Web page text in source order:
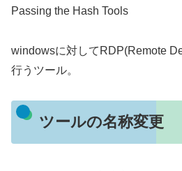
Passing the Hash Tools
windowsに対してRDP(Remote
行うツール。
ツールの名称変更